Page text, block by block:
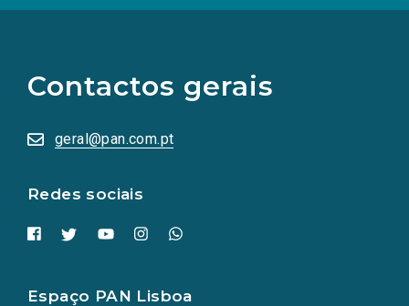
Contactos gerais
geral@pan.com.pt
Redes sociais
redes
sociais
numa
nova
Espaço PAN Lisboa